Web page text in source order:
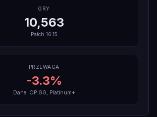
GRY
10,563
Patch 16.15
PRZEWAGA
-3.3%
Dane: OP.GG, Platinum+